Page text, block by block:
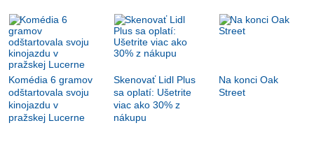
Komédia 6 gramov
odštartovala svoju
kinojazdu v
pražskej Lucerne
Skenovať Lidl Plus
sa oplatí: Ušetrite
viac ako 30% z
nákupu
Na konci Oak
Street